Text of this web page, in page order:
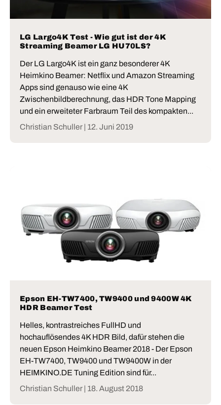
LG Largo4K Test - Wie gut ist der 4K
Streaming Beamer LG HU70LS?
Der LG Largo4K ist ein ganz besonderer 4K
Heimkino Beamer: Netflix und Amazon Streaming
Apps sind genauso wie eine 4K
Zwischenbildberechnung, das HDR Tone Mapping
und ein erweiteter Farbraum Teil des kompakten...
Christian Schuller | 12. Juni 2019
Epson EH-TW7400, TW9400 und 9400W 4K
HDR Beamer Test
Helles, kontrastreiches FullHD und
hochauflösendes 4K HDR Bild, dafür stehen die
neuen Epson Heimkino Beamer 2018 - Der Epson
EH-TW7400, TW9400 und TW9400W in der
HEIMKINO.DE Tuning Edition sind für...
Christian Schuller | 18. August 2018